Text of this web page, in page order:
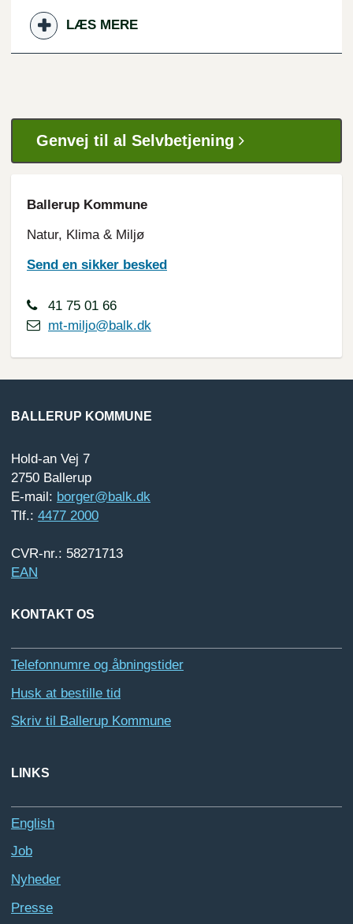
LÆS MERE
Genvej til al Selvbetjening
Ballerup Kommune
Natur, Klima & Miljø
Send en sikker besked
41 75 01 66
mt-miljo@balk.dk
BALLERUP KOMMUNE
Hold-an Vej 7
2750 Ballerup
E-mail: borger@balk.dk
Tlf.: 4477 2000
CVR-nr.: 58271713
EAN
KONTAKT OS
Telefonnumre og åbningstider
Husk at bestille tid
Skriv til Ballerup Kommune
LINKS
English
Job
Nyheder
Presse